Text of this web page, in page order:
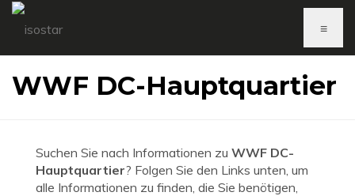
≡
WWF DC-Hauptquartier
Suchen Sie nach Informationen zu WWF DC-
Hauptquartier? Folgen Sie den Links unten, um
alle Informationen zu finden, die Sie benötigen,